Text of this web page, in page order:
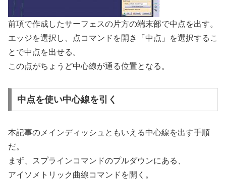
前項で作成したサーフェスの片方の端末部で中点を出す。
エッジを選択し、点コマンドを開き「中点」を選択するこ
とで中点を出せる。
この点がちょうど中心線が通る位置となる。
中点を使い中心線を引く
本記事のメインディッシュともいえる中心線を出す手順
だ。
まず、スプラインコマンドのプルダウンにある、
アイソメトリック曲線コマンドを開く。